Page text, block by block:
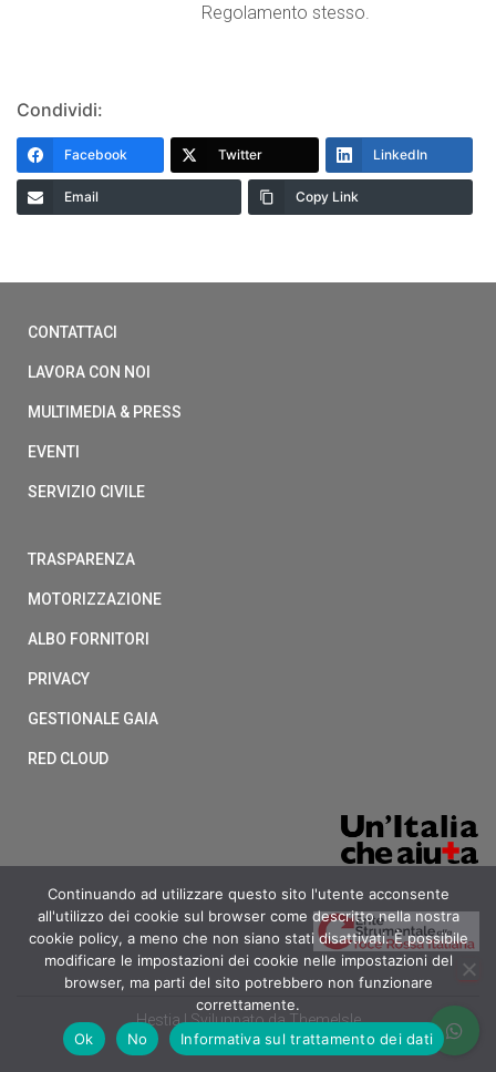
Regolamento stesso.
Condividi:
Facebook Twitter LinkedIn
Email Copy Link
CONTATTACI
LAVORA CON NOI
MULTIMEDIA & PRESS
EVENTI
SERVIZIO CIVILE
TRASPARENZA
MOTORIZZAZIONE
ALBO FORNITORI
PRIVACY
GESTIONALE GAIA
RED CLOUD
Hestia | Sviluppato daThemeIsle
Continuando ad utilizzare questo sito l'utente acconsente
all'utilizzo dei cookie sul browser come descritto nella nostra
cookie policy, a meno che non siano stati disattivati. È possibile
modificare le impostazioni dei cookie nelle impostazioni del
browser, ma parti del sito potrebbero non funzionare
correttamente.
Ok
No Informativa sul trattamento dei dati